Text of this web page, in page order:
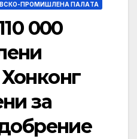
ПРОМИШЛЕНА ПАЛAТА
000
за